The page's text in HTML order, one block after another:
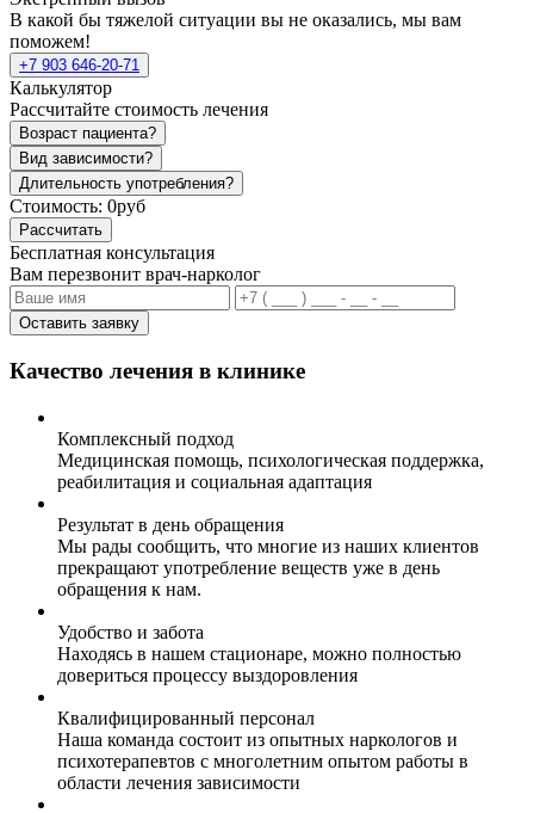
В какой бы тяжелой ситуации вы не оказались, мы вам
поможем!
+7 903 646-20-71
Калькулятор
Рассчитайте стоимость лечения
Возраст пациента?
Вид зависимости?
Длительность употребления?
Стоимость: 0руб
Рассчитать
Бесплатная консультация
Вам перезвонит врач-нарколог
Оставить заявку
Качество лечения в клинике
Комплексный подход
Медицинская помощь, психологическая поддержка,
реабилитация и социальная адаптация
Результат в день обращения
Мы рады сообщить, что многие из наших клиентов
прекращают употребление веществ уже в день
обращения к нам.
Удобство и забота
Находясь в нашем стационаре, можно полностью
довериться процессу выздоровления
Квалифицированный персонал
Наша команда состоит из опытных наркологов и
психотерапевтов с многолетним опытом работы в
области лечения зависимости